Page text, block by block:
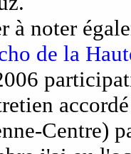
à noter
de la
Centre)